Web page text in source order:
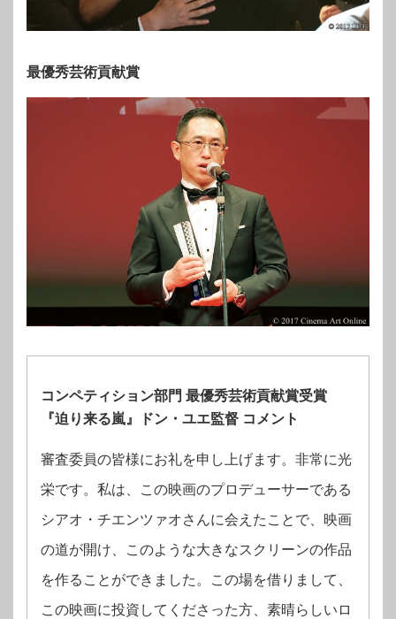
最優秀芸術貢献賞
コンペティション部門 最優秀芸術貢献賞受賞
『迫り来る嵐』ドン・ユエ監督 コメント
審査委員の皆様にお礼を申し上げます。非常に光
栄です。私は、この映画のプロデューサーである
シアオ・チエンツァオさんに会えたことで、映画
の道が開け、このような大きなスクリーンの作品
を作ることができました。この場を借りまして、
この映画に投資してくださった方、素晴らしいロ